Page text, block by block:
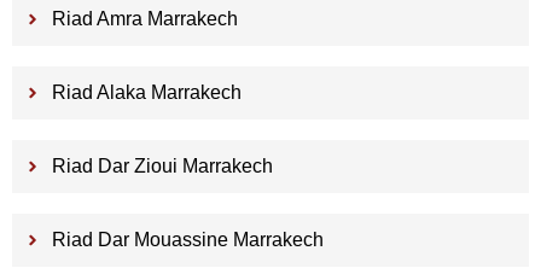
Riad Amra Marrakech
Riad Alaka Marrakech
Riad Dar Zioui Marrakech
Riad Dar Mouassine Marrakech